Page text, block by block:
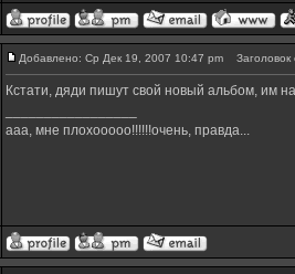
Добавлено: Ср Дек 19, 2007 10:47 pm Заголовок
Кстати, дяди пишут свой новый альбом, им
ааа, мне плохооооо!!!!!!очень, правда...